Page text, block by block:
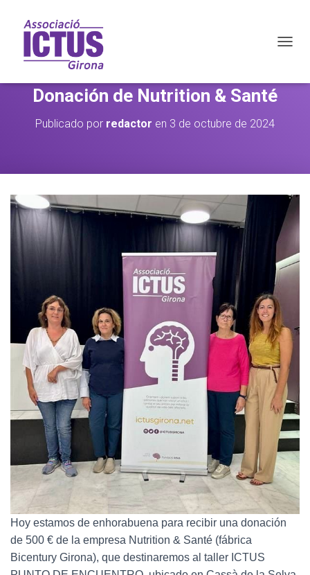
D
E
E
G
Ó
Donación de Nutrition & Santé
Publicado por redactor en 3 de octubre de 2024
Hoy estamos de enhorabuena para recibir una donación
de 500 € de la empresa Nutrition & Santé (fábrica
Bicentury Girona), que destinaremos al taller ICTUS